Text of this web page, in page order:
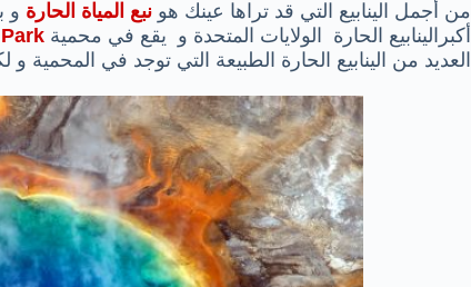
من أجمل الينابيع التي قد تراها عينك هو نبع المياة الحارة و
أكبرالينابيع الحارة الولايات المتحدة و يقع في محمية
العديد من الينابيع الحارة الطبيعة التي توجد في المحمية و